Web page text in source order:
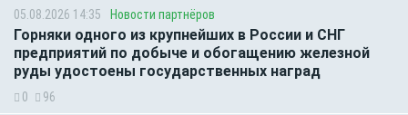
05.08.2026 14:35 Новости партнёров
Горняки одного из крупнейших в России и СНГ
предприятий по добыче и обогащению железной
руды удостоены государственных наград
0 96